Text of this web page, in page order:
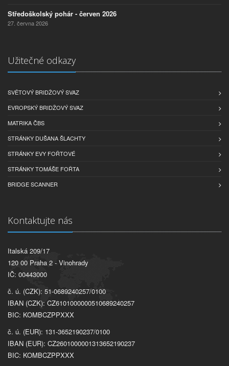
Středoškolský pohár - červen 2026
27. června 2026
Užitečné odkazy
SVĚTOVÝ BRIDŽOVÝ SVAZ
EVROPSKÝ BRIDŽOVÝ SVAZ
MATRIKA ČBS
STRÁNKY DUŠANA ŠLACHTY
STRÁNKY EVY FOŘTOVÉ
STRÁNKY TOMÁŠE FOŘTA
BRIDGE SCANNER
Kontaktujte nás
Italská 209/17
120 00 Praha 2 - Vinohrady
IČ: 00443000
č. ú. (CZK): 51-0689240257/0100
IBAN (CZK): CZ6101000000510689240257
BIC: KOMBCZPPXXX
č. ú. (EUR): 131-3652190237/0100
IBAN (EUR): CZ2601000001313652190237
BIC: KOMBCZPPXXX